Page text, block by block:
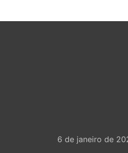
6 de janeiro de